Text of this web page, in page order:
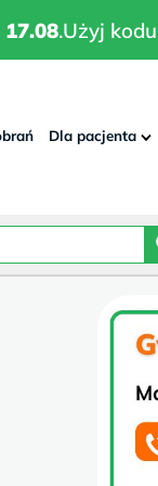
17.08.Użyj
.Użyj kodu:
Dla pacjenta